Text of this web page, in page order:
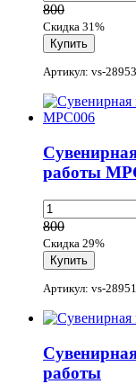
800
Скидка 31%
Артикул: vs-
работы
800
Скидка 29%
Артикул: vs-
работы